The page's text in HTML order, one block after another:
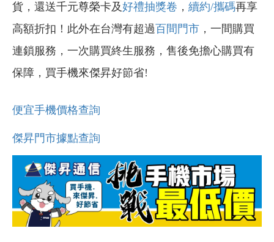
貨，還送千元尊榮卡及好禮抽獎卷 ， 續約/攜碼再享
高額折扣！此外在台灣有超過百間門市 ，一間購買
連鎖服務，一次購買終生服務，售後免擔心購買有
保障，買手機來傑昇好節省!
便宜手機價格查詢
傑昇門市據點查詢